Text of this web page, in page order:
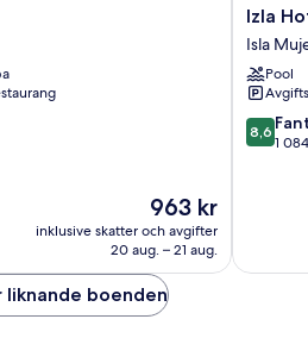
Priset
är
963 kr
963 kr
inklusive skatter och avgifter
20 aug. – 21 aug.
Izla
Hotel
by
Fiesta
Isla
Mujeres
Izla
Isla
Pool
8.6
av
8,6
1
liknande boenden